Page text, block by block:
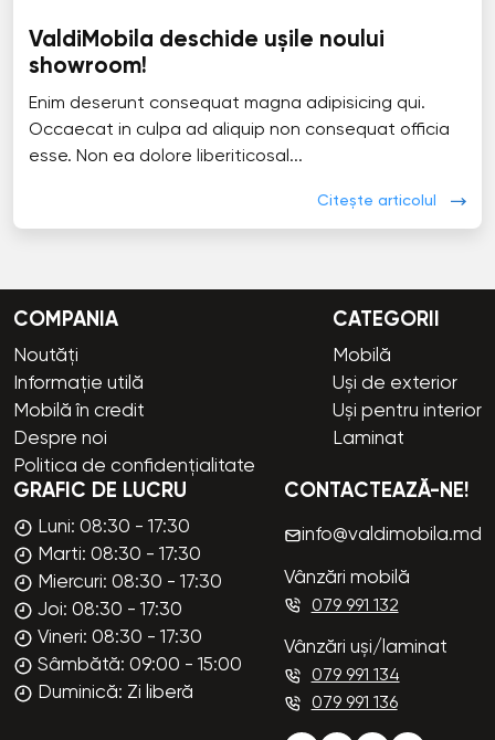
ValdiMobila deschide ușile noului
showroom!
Enim deserunt consequat magna adipisicing qui.
Occaecat in culpa ad aliquip non consequat officia
esse. Non ea dolore liberiticosal...
Citește articolul
COMPANIA
Noutăți
Informație utilă
Mobilă în credit
Despre noi
Politica de confidențialitate
CATEGORII
Mobilă
Uși de exterior
Uși pentru interior
Laminat
GRAFIC DE LUCRU
Luni: 08:30 - 17:30
Marti: 08:30 - 17:30
Miercuri: 08:30 - 17:30
Joi: 08:30 - 17:30
Vineri: 08:30 - 17:30
Sâmbătă: 09:00 - 15:00
Duminică: Zi liberă
CONTACTEAZĂ-NE!
info@valdimobila.md
Vânzări mobilă
079 991 132
Vânzări uși/laminat
079 991 134
079 991 136